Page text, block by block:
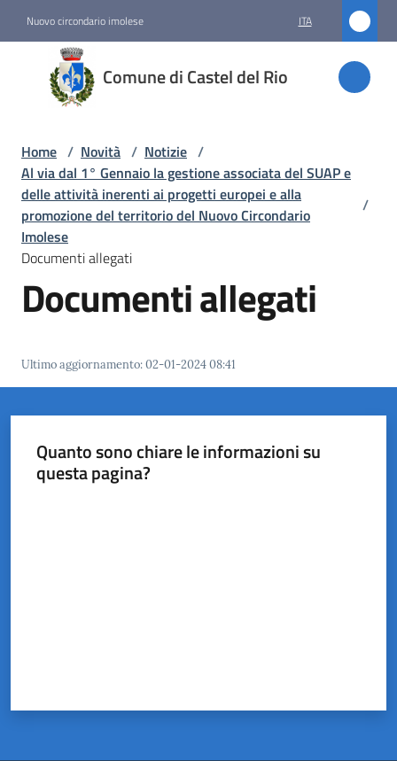
Nuovo circondario imolese ITA
Comune di Castel del Rio
Comune
di
Castel
Amministrazione
Novità
Menu selezionato
Vivere
Rio
Home / Novità / Notizie /
Al via dal 1° Gennaio la gestione associata del SUAP e
delle attività inerenti ai progetti europei e alla
promozione del territorio del Nuovo Circondario
Imolese
/
Documenti allegati
Documenti allegati
Ultimo aggiornamento:02-01-2024 08:41
Quanto sono chiare le informazioni su
questa pagina?